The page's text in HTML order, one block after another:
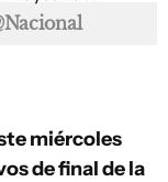
miércoles
de final de la